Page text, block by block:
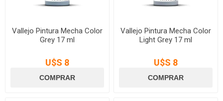
Vallejo Pintura Mecha Color
Grey 17 ml
U$S 8
Vallejo Pintura Mecha Color
Light Grey 17 ml
U$S 8